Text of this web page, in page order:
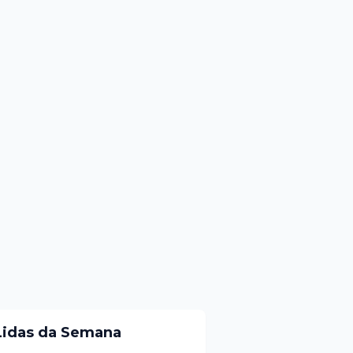
da Semana